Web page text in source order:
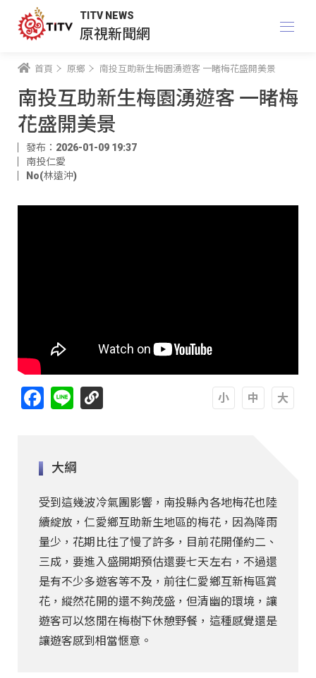
TITV NEWS
原視新聞網
首頁 原鄉 南投互助新生梅園湧遊客 一睹梅花盛開美景
南投互助新生梅園湧遊客 一睹梅
花盛開美景
發布：2026-01-09 19:37
南投仁愛
No(林遠沖)
Facebook
Line
大綱
受到這幾波冷氣團影響，南投縣內各地梅花也陸
續綻放，仁愛鄉互助新生地區的梅花，因為降雨
量少，花期比往了慢了許多，目前花開僅約二、
三成，要進入盛開期預估還要七天左右，不過還
是有不少多遊客等不及，前往仁愛鄉互新梅區賞
花，縱然花開的還不夠茂盛，但清幽的環境，讓
遊客可以悠閒在梅樹下休憩野餐，這種感覺還是
讓遊客感到相當愜意。